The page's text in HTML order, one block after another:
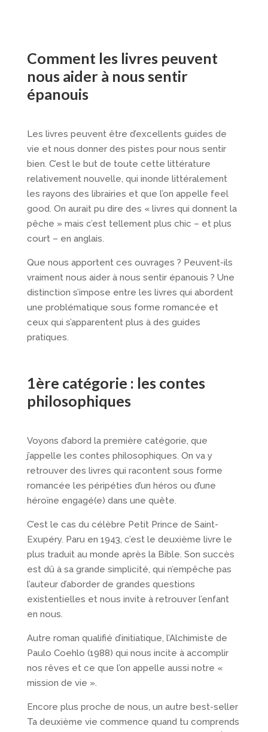
Comment les livres peuvent
nous aider à nous sentir
épanouis
Les livres peuvent être d’excellents guides de
vie et nous donner des pistes pour nous sentir
bien. C’est le but de toute cette littérature
relativement nouvelle, qui inonde littéralement
les rayons des librairies et que l’on appelle feel
good. On aurait pu dire des « livres qui donnent la
pêche » mais c’est tellement plus chic – et plus
court – en anglais.
Que nous apportent ces ouvrages ? Peuvent-ils
vraiment nous aider à nous sentir épanouis ? Une
distinction s’impose entre les livres qui abordent
une problématique sous forme romancée et
ceux qui s’apparentent plus à des guides
pratiques.
1ère catégorie : les contes
philosophiques
Voyons d’abord la première catégorie, que
j’appelle les contes philosophiques. On va y
retrouver des livres qui racontent sous forme
romancée les péripéties d’un héros ou d’une
héroïne engagé(e) dans une quête.
C’est le cas du célèbre Petit Prince de Saint-
Exupéry. Paru en 1943, c’est le deuxième livre le
plus traduit au monde après la Bible. Son succès
est dû à sa grande simplicité, qui n’empêche pas
l’auteur d’aborder de grandes questions
existentielles et nous invite à retrouver l’enfant
en nous.
Autre roman qualifié d’initiatique, l’Alchimiste de
Paulo Coehlo (1988) qui nous incite à accomplir
nos rêves et ce que l’on appelle aussi notre «
mission de vie ».
Encore plus proche de nous, un autre best-seller
Ta deuxième vie commence quand tu comprends